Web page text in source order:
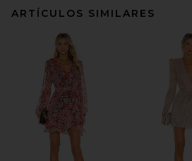
ARTÍCULOS SIMILARES